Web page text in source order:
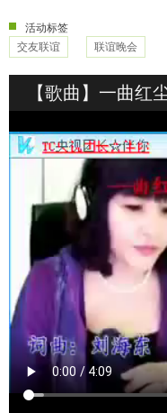
活动标签
交友联谊
联谊晚会
【歌曲】一曲红